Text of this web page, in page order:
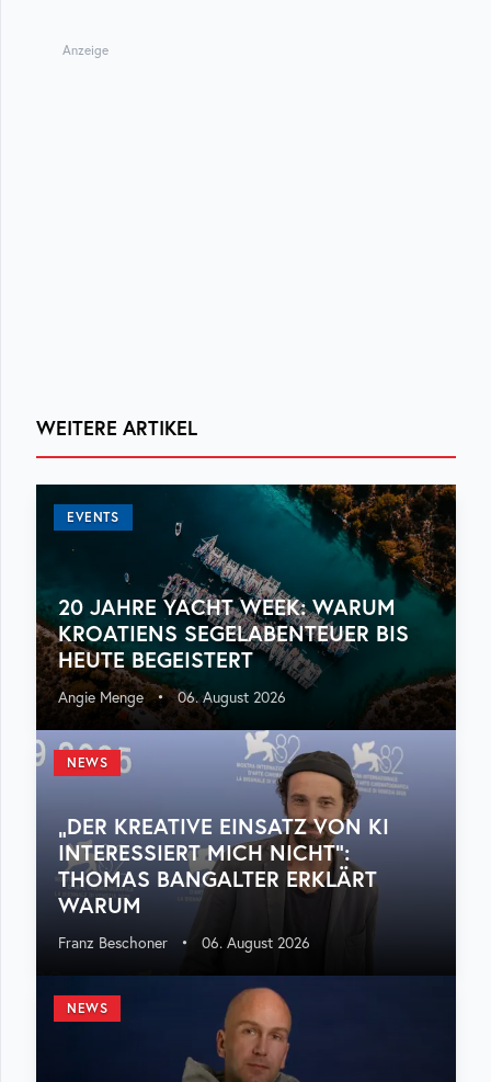
Anzeige
WEITERE ARTIKEL
EVENTS
20 JAHRE YACHT WEEK: WARUM
KROATIENS SEGELABENTEUER BIS
HEUTE BEGEISTERT
Angie Menge • 06. August 2026
NEWS
„DER KREATIVE EINSATZ VON KI
INTERESSIERT MICH NICHT“:
THOMAS BANGALTER ERKLÄRT
WARUM
Franz Beschoner • 06. August 2026
NEWS